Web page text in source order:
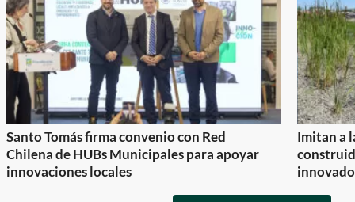
Santo Tomás firma convenio con Red
Chilena de HUBs Municipales para apoyar
innovaciones locales
Imitan a